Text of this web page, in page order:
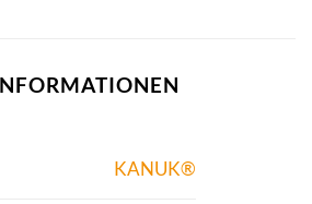
KANUK®